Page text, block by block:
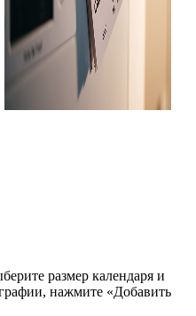
размер календаря и
нажмите «Добавить